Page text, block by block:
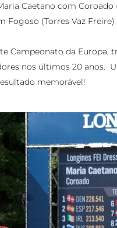
Caetano com
Fogoso (Torres Vaz
Campeonato da Europa,
nos últimos 20 anos.
memorável!